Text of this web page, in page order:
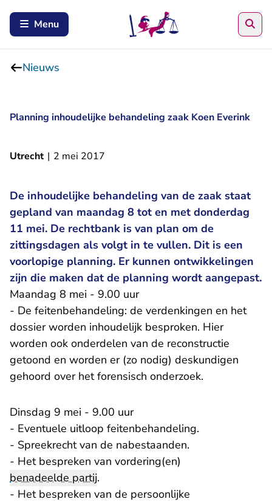
Menu
Nieuws
Planning inhoudelijke behandeling zaak Koen Everink
Utrecht | 2 mei 2017
De inhoudelijke behandeling van de zaak staat
gepland van maandag 8 tot en met donderdag
11 mei. De rechtbank is van plan om de
zittingsdagen als volgt in te vullen. Dit is een
voorlopige planning. Er kunnen ontwikkelingen
zijn die maken dat de planning wordt aangepast.
Maandag 8 mei - 9.00 uur
- De feitenbehandeling: de verdenkingen en het
dossier worden inhoudelijk besproken. Hier
worden ook onderdelen van de reconstructie
getoond en worden er (zo nodig) deskundigen
gehoord over het forensisch onderzoek.
Dinsdag 9 mei - 9.00 uur
- Eventuele uitloop feitenbehandeling.
- Spreekrecht van de nabestaanden.
- Het bespreken van vordering(en)
benadeelde partij.
- Het bespreken van de persoonlijke